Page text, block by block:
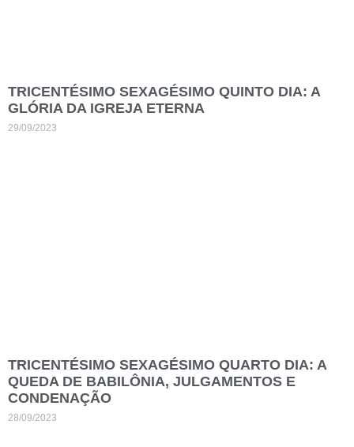
TRICENTÉSIMO SEXAGÉSIMO QUINTO DIA: A
GLÓRIA DA IGREJA ETERNA
29/09/2023
TRICENTÉSIMO SEXAGÉSIMO QUARTO DIA: A
QUEDA DE BABILÔNIA, JULGAMENTOS E
CONDENAÇÃO
28/09/2023